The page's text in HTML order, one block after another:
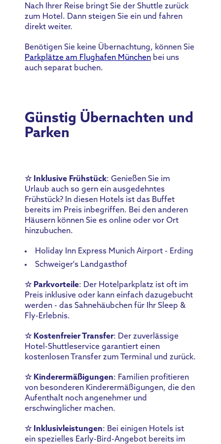
Nach Ihrer Reise bringt Sie der Shuttle zurück
zum Hotel. Dann steigen Sie ein und fahren
direkt weiter.
Benötigen Sie keine Übernachtung, können Sie
Parkplätze am Flughafen München bei uns
auch separat buchen.
Günstig Übernachten und
Parken
☆ Inklusive Frühstück: Genießen Sie im
Urlaub auch so gern ein ausgedehntes
Frühstück? In diesen Hotels ist das Buffet
bereits im Preis inbegriffen. Bei den anderen
Häusern können Sie es online oder vor Ort
hinzubuchen.
Holiday Inn Express Munich Airport - Erding
Schweiger's Landgasthof
☆ Parkvorteile: Der Hotelparkplatz ist oft im
Preis inklusive oder kann einfach dazugebucht
werden - das Sahnehäubchen für Ihr Sleep &
Fly-Erlebnis.
☆ Kostenfreier Transfer: Der zuverlässige
Hotel-Shuttleservice garantiert einen
kostenlosen Transfer zum Terminal und zurück.
☆ Kinderermäßigungen: Familien profitieren
von besonderen Kinderermäßigungen, die den
Aufenthalt noch angenehmer und
erschwinglicher machen.
☆ Inklusivleistungen: Bei einigen Hotels ist
ein spezielles Early-Bird-Angebot bereits im